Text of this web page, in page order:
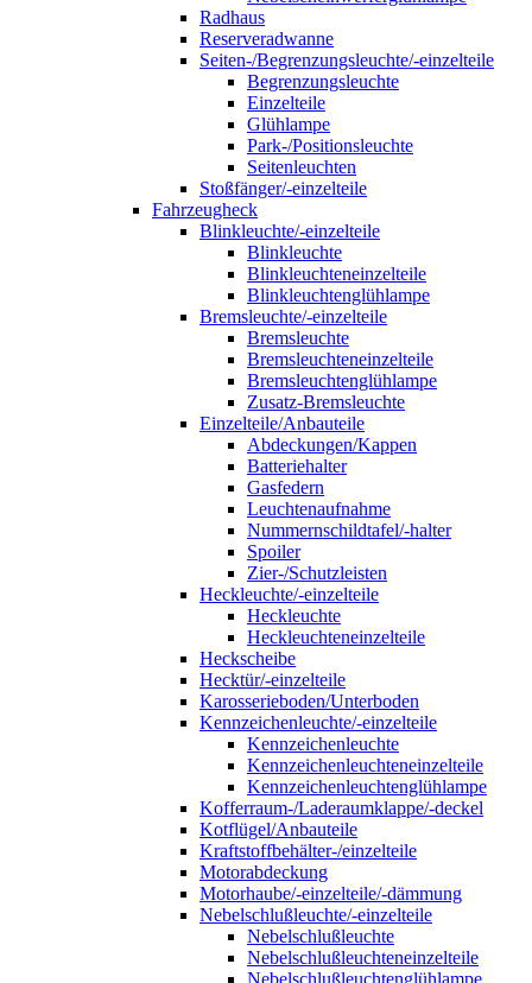
Radhaus
Reserveradwanne
Seiten-/Begrenzungsleuchte/-einzelteile
Begrenzungsleuchte
Einzelteile
Glühlampe
Park-/Positionsleuchte
Seitenleuchten
Stoßfänger/-einzelteile
Fahrzeugheck
Blinkleuchte/-einzelteile
Blinkleuchte
Blinkleuchteneinzelteile
Blinkleuchtenglühlampe
Bremsleuchte/-einzelteile
Bremsleuchte
Bremsleuchteneinzelteile
Bremsleuchtenglühlampe
Zusatz-Bremsleuchte
Einzelteile/Anbauteile
Abdeckungen/Kappen
Batteriehalter
Gasfedern
Leuchtenaufnahme
Nummernschildtafel/-halter
Spoiler
Zier-/Schutzleisten
Heckleuchte/-einzelteile
Heckleuchte
Heckleuchteneinzelteile
Heckscheibe
Hecktür/-einzelteile
Karosserieboden/Unterboden
Kennzeichenleuchte/-einzelteile
Kennzeichenleuchte
Kennzeichenleuchteneinzelteile
Kennzeichenleuchtenglühlampe
Kofferraum-/Laderaumklappe/-deckel
Kotflügel/Anbauteile
Kraftstoffbehälter-/einzelteile
Motorabdeckung
Motorhaube/-einzelteile/-dämmung
Nebelschlußleuchte/-einzelteile
Nebelschlußleuchte
Nebelschlußleuchteneinzelteile
Nebelschlußleuchtenglühlampe